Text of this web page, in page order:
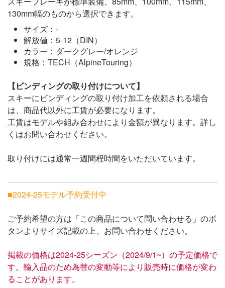
130mm幅のものから選択できます。
サイズ：-
解放値：5-12（DIN）
カラー：ダークグレー/オレンジ
規格：TECH（AlpineTouring）
【ビンディングの取り付けについて】
スキーにビンディングの取り付け加工を依頼される場合
は、商品代以外に工賃が必要になります。
工賃はモデルや組み合わせにより金額が異なります。詳し
くはお問い合わせください。
取り付けには通常一週間程時間をいただいています。
■2024-25モデル予約受付中
ご予約希望の方は「この商品について問い合わせる」のボ
タンよりサイズ記載の上、お問い合わせください。
掲載の価格は2024-25シーズン（2024/9/1~）の予定価格で
す。輸入品のため為替の変動等により販売時に価格が変わ
ることがあります。